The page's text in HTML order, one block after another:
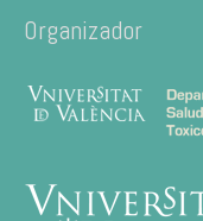
Organizador